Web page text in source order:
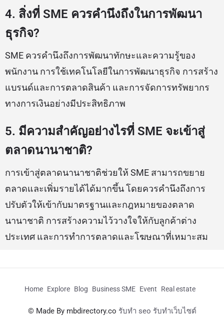
4. สิ่งที่ SME ควรคำนึงถึงในการพัฒนา
ธุรกิจ?
SME ควรคำนึงถึงการพัฒนาทักษะและความรู้ของ
พนักงาน การใช้เทคโนโลยีในการพัฒนาธุรกิจ การสร้าง
แบรนด์และการตลาดสินค้า และการจัดการทรัพยากร
ทางการเงินอย่างมีประสิทธิภาพ
5. มีความสำคัญอย่างไรที่ SME จะเข้าสู่
ตลาดนานาชาติ?
การเข้าสู่ตลาดนานาชาติช่วยให้ SME สามารถขยาย
ตลาดและเพิ่มรายได้ได้มากขึ้น โดยควรคำนึงถึงการ
ปรับตัวให้เข้ากับมาตรฐานและกฎหมายของตลาด
นานาชาติ การสร้างความไว้วางใจให้กับลูกค้าต่าง
ประเทศ และการทำการตลาดและโฆษณาที่เหมาะสม
Home Explore Blog Business SME Event Real estate
© Made By mbdirectory.co รับทำ seo รับทำเว็บไซต์